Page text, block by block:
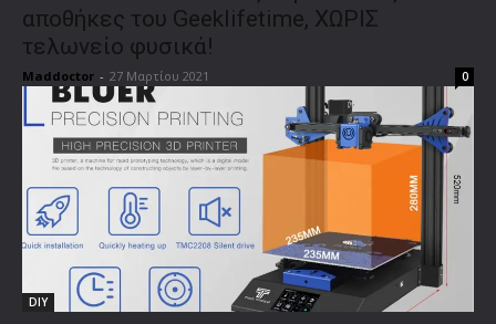
αποθήκες του Geeklifetime, ΧΩΡΙΣ
τελωνείο φυσικά!
Maddoctor - 27 Μαρτίου 2021 0
DIY